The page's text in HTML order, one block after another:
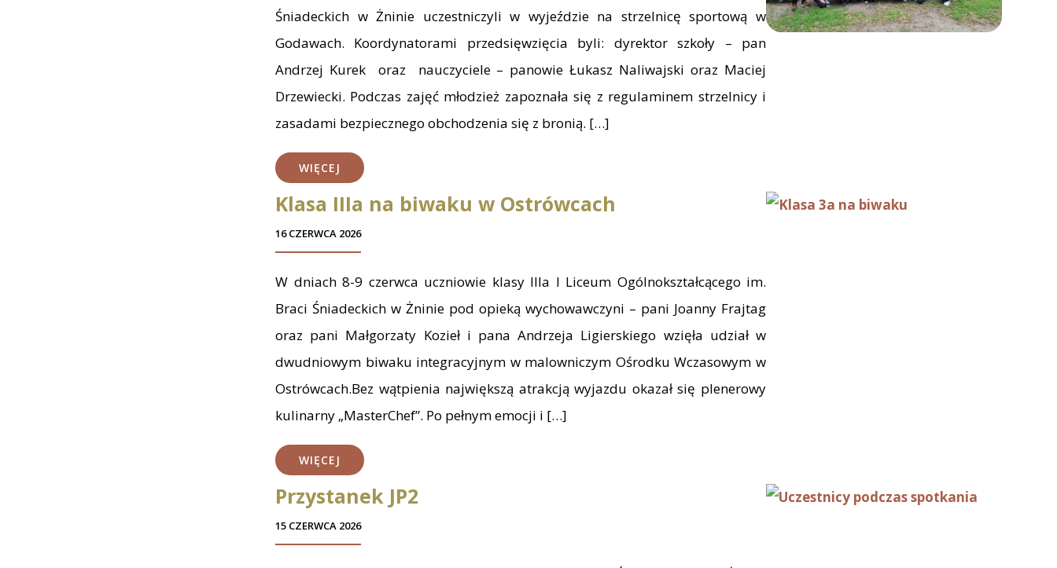
Śniadeckich w Żninie uczestniczyli w wyjeździe na strzelnicę sportową w
Godawach. Koordynatorami przedsięwzięcia byli: dyrektor szkoły – pan
Andrzej Kurek oraz nauczyciele – panowie Łukasz Naliwajski oraz Maciej
Drzewiecki. Podczas zajęć młodzież zapoznała się z regulaminem strzelnicy i
zasadami bezpiecznego obchodzenia się z bronią. […]
WIĘCEJ
Klasa IIIa na biwaku w Ostrówcach
16 CZERWCA 2026
W dniach 8-9 czerwca uczniowie klasy IIIa I Liceum Ogólnokształcącego im.
Braci Śniadeckich w Żninie pod opieką wychowawczyni – pani Joanny Frajtag
oraz pani Małgorzaty Kozieł i pana Andrzeja Ligierskiego wzięła udział w
dwudniowym biwaku integracyjnym w malowniczym Ośrodku Wczasowym w
Ostrówcach.Bez wątpienia największą atrakcją wyjazdu okazał się plenerowy
kulinarny „MasterChef”. Po pełnym emocji i […]
WIĘCEJ
Przystanek JP2
15 CZERWCA 2026